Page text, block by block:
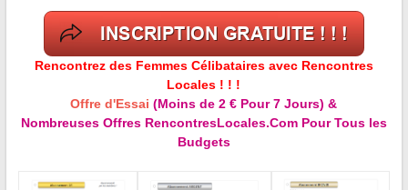
Rencontrez des Femmes Célibataires avec Rencontres
Locales ! ! !
Offre d'Essai (Moins de 2 € Pour 7 Jours) &
Nombreuses Offres RencontresLocales.Com Pour Tous les
Budgets